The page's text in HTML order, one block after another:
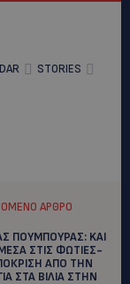
STORIES
ΆΡΘΡΟ